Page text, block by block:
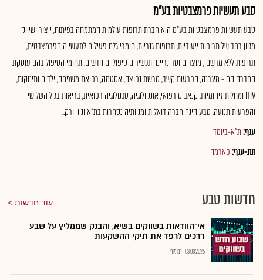
טבע תעשיות פרמצבטיות בע"מ
טבע תעשיות פרמצבטיות בע"מ היא חברת תרופות עולמית המתמחה בפיתוח, ייצור ושיווק
מגוון רחב של תרופות ייעודיות, תרופות גנריות, חומרי גלם פעילים לתעשייה הפרמצבטית,
תרופות ללא מרשם , מוצרים וטרינריים ותכשירים טיפוליים חדשים. תחומי הטיפול בהם עוסקת
החברה הם - מיגרנה, הפרעות קשב, טרשת נפוצה, אסטמה, רפואת משפחה, ילדים ותינוקות,
HIV ומחלות זיהומיות, קנאביס רפואי, אונקולוגיה, טכנולוגיה רפואית, בריאות בגיל השלישי
והפרעות תנועה. טבע הינה חברה דואלית ומניותיה נסחרות בת"א וניו יורק..
ענף:ת"א-ביומד
תת-ענף:פארמה
חדשות טבע עוד חדשות
אי־הוודאות בשווקים בשיא, והבנק שממליץ על שבע
דרכים לרפד את תיקי ההשקעות
03.08.2026 רם מורי